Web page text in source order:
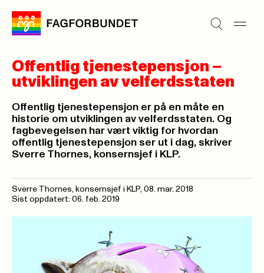
Offentlig tjenestepensjon –
utviklingen av velferdsstaten
Offentlig tjenestepensjon er på en måte en
historie om utviklingen av velferdsstaten. Og
fagbevegelsen har vært viktig for hvordan
offentlig tjenestepensjon ser ut i dag, skriver
Sverre Thornes, konsernsjef i KLP.
Sverre Thornes, konsernsjef i KLP, 08. mar. 2018
Sist oppdatert: 06. feb. 2019